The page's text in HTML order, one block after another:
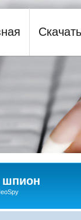
Скачать
шпион